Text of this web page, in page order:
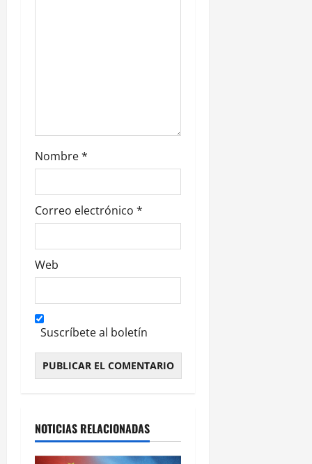
a
s
Nombre*
Correo electrónico *
Web
Suscríbete al boletín
NOTICIAS RELACIONADAS